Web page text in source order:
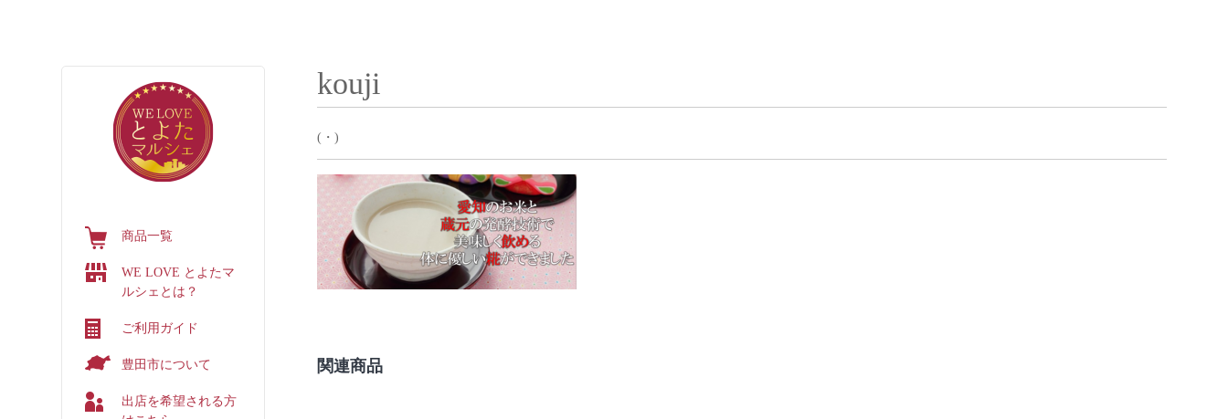
商品一覧
WE LOVE とよたマ
ルシェとは？
ご利用ガイド
豊田市について
出店を希望される方
kouji
(・)
関連商品